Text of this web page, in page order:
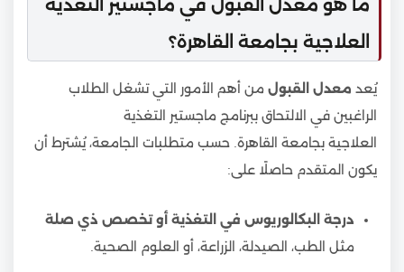
ما هو معدل القبول في ماجستير التغذية
العلاجية بجامعة القاهرة؟
يُعد معدل القبول من أهم الأمور التي تشغل الطلاب
الراغبين في الالتحاق ببرنامج ماجستير التغذية
العلاجية بجامعة القاهرة. حسب متطلبات الجامعة، يُشترط أن
يكون المتقدم حاصلًا على:
درجة البكالوريوس في التغذية أو تخصص ذي صلة
مثل الطب، الصيدلة، الزراعة، أو العلوم الصحية.